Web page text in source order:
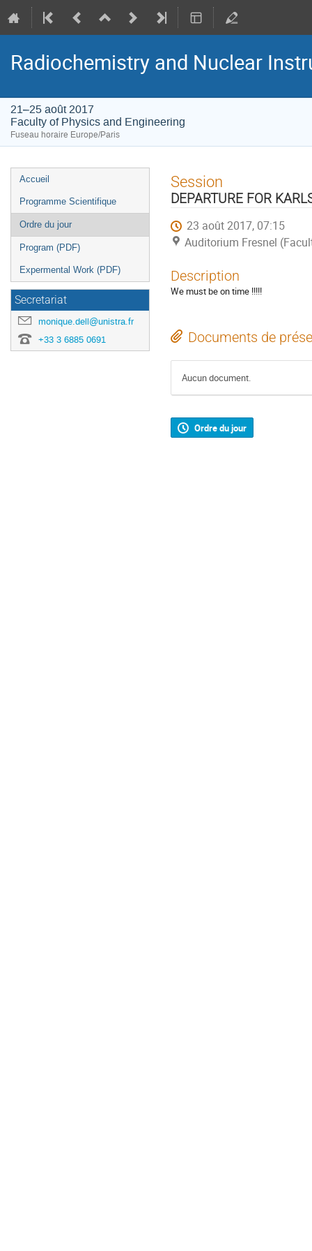
Radiochemistry and Nuclear
21–25 août 2017
Faculty of Physics and Engineering
Fuseau horaire Europe/Paris
Menu
de
l'événement
Accueil
Programme Scientifique
Ordre du jour
Program (PDF)
Expermental Work (PDF)
Secretariat
monique.dell@unistra.fr
+33 3 6885 0691
Session
DEPARTURE FOR
23 août 2017, 07:15
Auditorium Fresnel
Description
We must be on time !!!!!
Documents de
Aucun document.
Ordre du jour